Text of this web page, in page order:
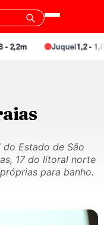
Juquei1,2 - 1,6m
Estado de São
17 do litoral norte
para banho.